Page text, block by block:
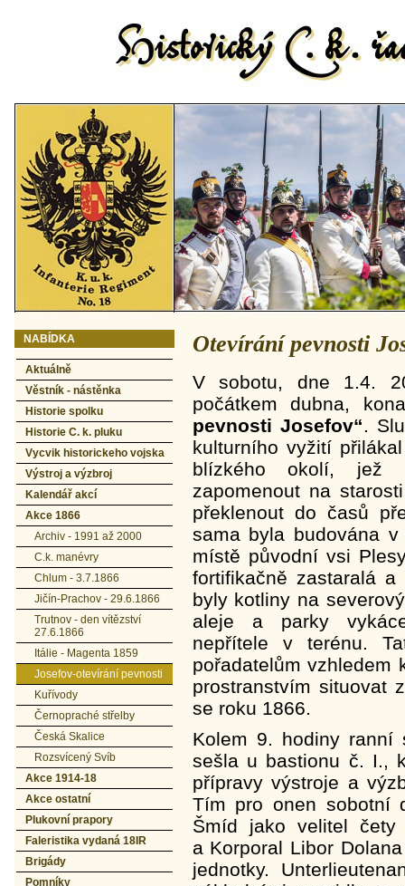
NABÍDKA
Aktuálně
Věstník - nástěnka
Historie spolku
Historie C. k. pluku
Vycvik historickeho vojska
Výstroj a výzbroj
Kalendář akcí
Akce 1866
Archiv - 1991 až 2000
C.k. manévry
Chlum - 3.7.1866
Jičín-Prachov - 29.6.1866
Trutnov - den vítězství
27.6.1866
Itálie - Magenta 1859
Josefov-otevírání pevnosti
Kuřívody
Černopraché střelby
Česká Skalice
Rozsvícený Svíb
Akce 1914-18
Akce ostatní
Plukovní prapory
Faleristika vydaná 18IR
Brigády
Pomníky
Otevírání pevnosti
V sobotu, dne 1.4.
počátkem dubna,
pevnosti Josefov“.
kulturního vyžití
blízkého okolí, jež
zapomenout na
překlenout do časů
sama byla budována
místě původní vsi
fortifikačně zastaralá
byly kotliny na
aleje a parky
nepřítele v terénu.
pořadatelům vzhledem
prostranstvím situovat
se roku 1866.
Kolem 9. hodiny ranní
sešla u bastionu č. I.,
přípravy výstroje a
Tím pro onen sobotní
Šmíd jako velitel čety
a Korporal Libor
jednotky.